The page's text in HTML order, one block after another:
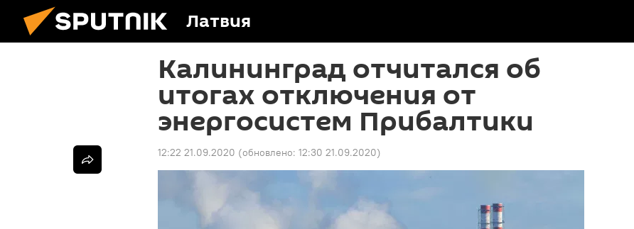
Латвия
Калининград отчитался об
итогах отключения от
энергосистем Прибалтики
12:22 21.09.2020 (обновлено: 12:30 21.09.2020)